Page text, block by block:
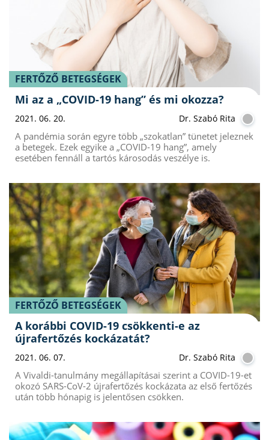
FERTŐZŐ BETEGSÉGEK
Mi az a „COVID-19 hang” és mi okozza?
2021. 06. 20. Dr. Szabó Rita
A pandémia során egyre több „szokatlan” tünetet jeleznek
a betegek. Ezek egyike a „COVID-19 hang”, amely
esetében fennáll a tartós károsodás veszélye is.
FERTŐZŐ BETEGSÉGEK
A korábbi COVID-19 csökkenti-e az
újrafertőzés kockázatát?
2021. 06. 07. Dr. Szabó Rita
A Vivaldi-tanulmány megállapításai szerint a COVID-19-et
okozó SARS-CoV-2 újrafertőzés kockázata az első fertőzés
után több hónapig is jelentősen csökken.